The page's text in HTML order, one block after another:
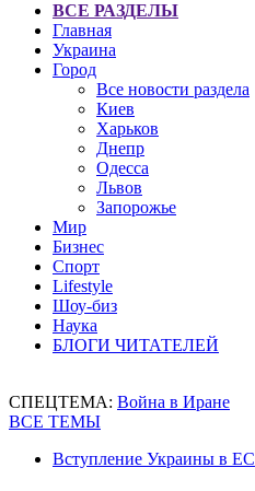
ВСЕ РАЗДЕЛЫ
Главная
Украина
Город
Все новости раздела
Киев
Харьков
Днепр
Одесса
Львов
Запорожье
Мир
Бизнес
Спорт
Lifestyle
Шоу-биз
Наука
БЛОГИ ЧИТАТЕЛЕЙ
СПЕЦТЕМА: Война в Иране
ВСЕ ТЕМЫ
Вступление Украины в ЕС